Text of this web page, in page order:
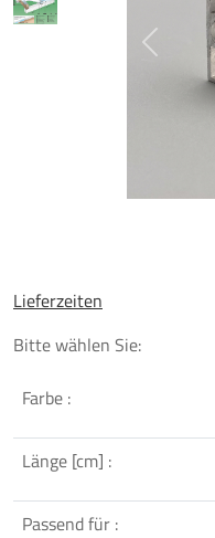
Previous
Lieferzeiten
Bitte wählen Sie:
Farbe :
Länge [cm] :
Passend für :